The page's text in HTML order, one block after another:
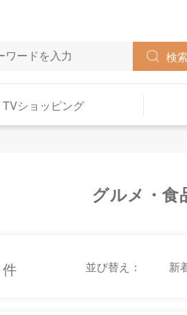
検索
TVショッピング
グルメ・食
件 並び替え： 新